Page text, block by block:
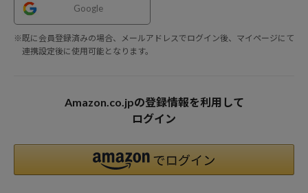
Google
※既に会員登録済みの場合、メールアドレスでログイン後、マイページにて
連携設定後に使用可能となります。
Amazon.co.jpの登録情報を利用して
ログイン